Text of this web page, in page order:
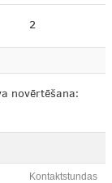
2
novērtēšana:
Kontaktstundas